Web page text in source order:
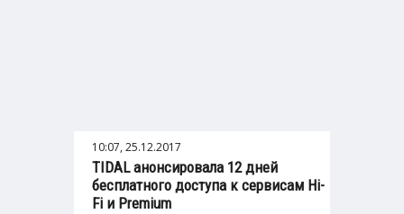
10:07, 25.12.2017
TIDAL анонсировала 12 дней
бесплатного доступа к сервисам Hi-
Fi и Premium